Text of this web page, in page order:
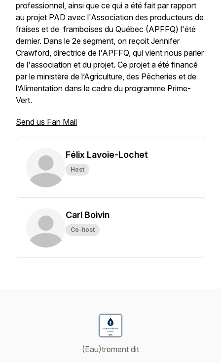
professionnel, ainsi que ce qui a été fait par rapport
au projet PAD avec l'Association des producteurs de
fraises et de framboises du Québec (APFFQ) l'été
dernier. Dans le 2e segment, on reçoit Jennifer
Crawford, directrice de l'APFFQ, qui vient nous parler
de l'association et du projet. Ce projet a été financé
par le ministère de l’Agriculture, des Pêcheries et de
l’Alimentation dans le cadre du programme Prime-
Vert.
Send us Fan Mail
Félix Lavoie-Lochet
Host
Carl Boivin
Co-host
(Eau)trement dit